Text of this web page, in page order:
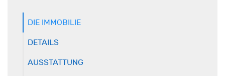
DIE IMMOBILIE
DETAILS
AUSSTATTUNG